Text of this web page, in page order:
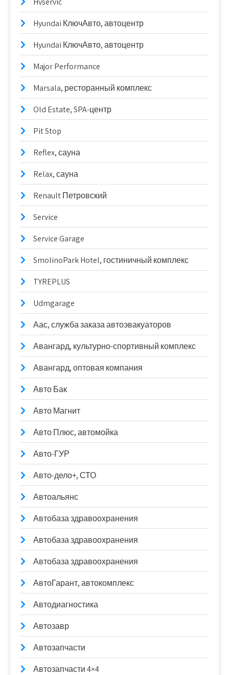
Hyundai КлючАвто, автоцентр
Hyundai КлючАвто, автоцентр
Major Performance
Marsala, ресторанный комплекс
Old Estate, SPA-центр
Pit Stop
Reflex, сауна
Relax, сауна
Renault Петровский
Service
Service Garage
SmolinoPark Hotel, гостиничный комплекс
TYREPLUS
Udmgarage
Аас, служба заказа автоэвакуаторов
Авангард, культурно-спортивный комплекс
Авангард, оптовая компания
Авто Бак
Авто Магнит
Авто Плюс, автомойка
Авто-ГУР
Авто-дело+, СТО
Автоальянс
Автобаза здравоохранения
Автобаза здравоохранения
Автобаза здравоохранения
АвтоГарант, автокомплекс
Автодиагностика
Автозавр
Автозапчасти
Автозапчасти 4×4